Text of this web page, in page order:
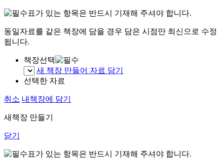
표가 있는 항목은 반드시 기재해 주셔야 합니다.
동일자료를 같은 책장에 담을 경우 담은 시점만 최신으로 수정
됩니다.
책장선택
새 책장 만들어 자료 담기
선택한 자료
취소 내책장에 담기
새책장 만들기
닫기
표가 있는 항목은 반드시 기재해 주셔야 합니다.